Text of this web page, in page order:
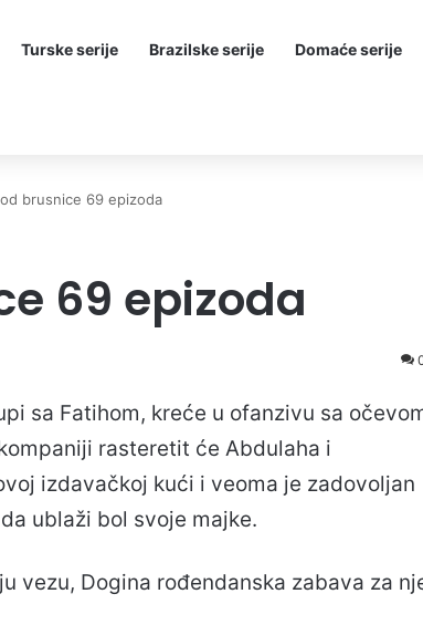
Turske serije Brazilske serije Domaće serije
brusnice 69 epizoda
69 epizoda
sa Fatihom, kreće u ofanzivu sa
rasteretit će Abdulaha i
izdavačkoj kući i veoma je zadovoljan
ublaži bol svoje majke.
vezu, Dogina rođendanska zabava za